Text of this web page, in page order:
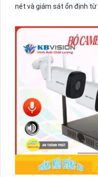
nét và giám sát ổn định từ
được tái tạo sáng đẹp,
theo dõi từ xa thông qua
thực sự là lựa chọn hoàn
hiệu quả và tiện ích.